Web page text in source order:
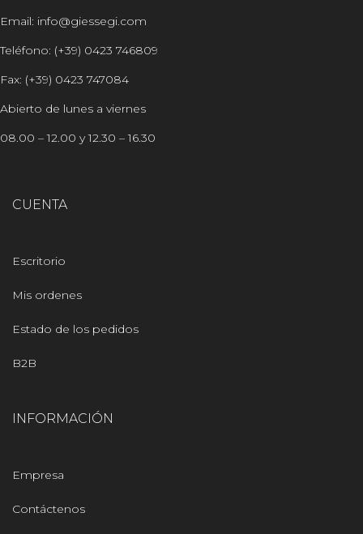
Email: info@giessegi.com
Teléfono: (+39) 0423 746809
Fax: (+39) 0423 747084
Abierto de lunes a viernes
08.00 – 12.00 y 12.30 – 16.30
CUENTA
Escritorio
Mis ordenes
Estado de los pedidos
B2B
INFORMACIÓN
Empresa
Contáctenos